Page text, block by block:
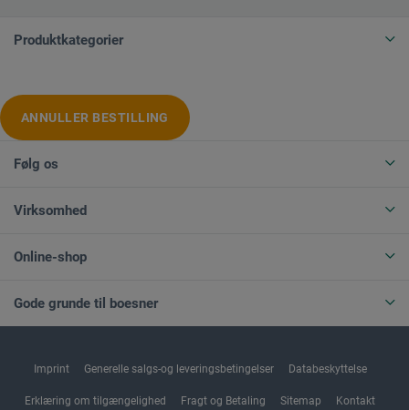
Produktkategorier
ANNULLER BESTILLING
Følg os
Virksomhed
Online-shop
Gode grunde til boesner
Imprint Generelle salgs-og leveringsbetingelser Databeskyttelse
Erklæring om tilgængelighed Fragt og Betaling Sitemap Kontakt